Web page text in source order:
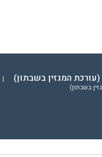
המגזין בשבתון) |
בשבתון)